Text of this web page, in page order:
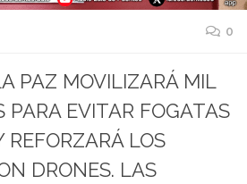
0
PAZ MOVILIZARÁ MIL
PARA EVITAR FOGATAS
REFORZARÁ LOS
DRONES. LAS